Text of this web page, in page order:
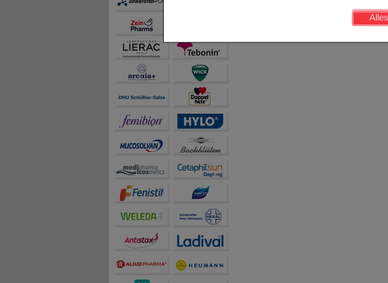
Diese Cookies werden genutzt um das
beispielsweise für die Wiedererkennung des
Inhalte anzuzeigen und unser Partnerprogramm zu
Statistik & Tracking:
sammeln, mit deren Hilfe wir unsere Website weiter
auch die Werbung auf Drittseiten möglichst relevant
teilweise an Dritte wie z.B. Google oder soziale